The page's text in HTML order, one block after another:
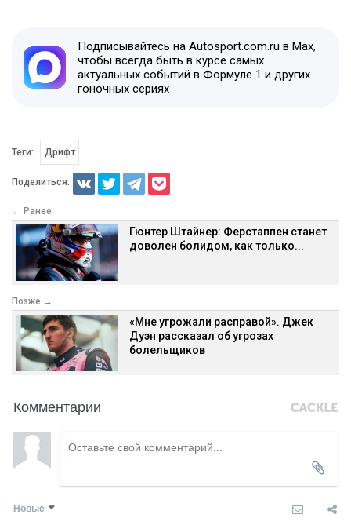
Подписывайтесь на Autosport.com.ru в Max,
чтобы всегда быть в курсе самых
актуальных событий в Формуле 1 и других
гоночных сериях
Теги: Дрифт
Поделиться:
← Ранее
Гюнтер Штайнер: Ферстаппен станет
доволен болидом, как только...
Позже →
«Мне угрожали расправой». Джек
Дуэн рассказал об угрозах
болельщиков
Комментарии
Новые